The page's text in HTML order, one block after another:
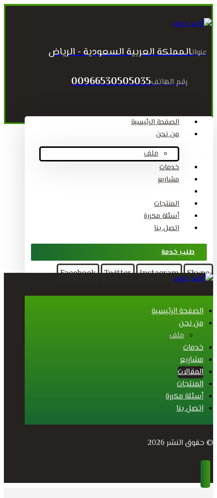
عنوانالمملكة العربية السعودية - الرياض
رقم الهاتف00966530505035
الصفحة الرئيسية
من نحن
ملف
خدمات
مشاريع
المنتجات
أسئلة مكررة
اتصل بنا
طلب خدمة
Facebook Twitter Instagram Skype
الصفحة الرئيسية
من نحن
ملف
خدمات
مشاريع
المقالات
المنتجات
أسئلة مكررة
اتصل بنا
© حقوق النشر 2026